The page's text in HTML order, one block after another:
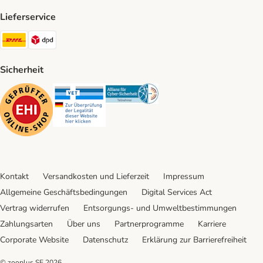
Lieferservice
DHL Shipping Method
Sicherheit
Security Security Security
Kontakt Versandkosten und Lieferzeit
Impressum
Allgemeine Geschäftsbedingungen
Digital Services Act
Vertrag widerrufen
Entsorgungs- und Umweltbestimmungen
Zahlungsarten
Über uns Partnerprogramme
Karriere
Corporate Website
Datenschutz Erklärung zur Barrierefreiheit